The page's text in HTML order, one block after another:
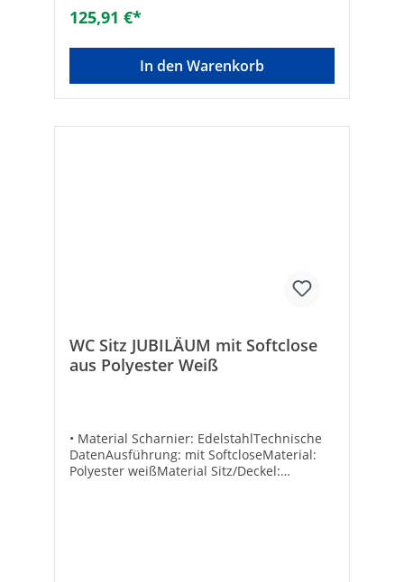
125,91 €*
In den Warenkorb
WC Sitz JUBILÄUM mit Softclose
aus Polyester Weiß
• Material Scharnier: EdelstahlTechnische
DatenAusführung: mit SoftcloseMaterial:
Polyester weißMaterial Sitz/Deckel: